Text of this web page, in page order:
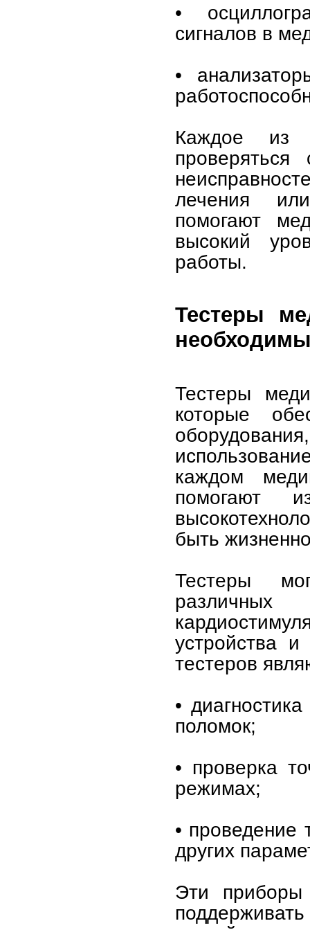
•
сигналов в
•
Каждое из
лечения
помогают
высокий
работы.
Тестеры
Тестеры
которые
каждом
помогают
быть
Тестеры
устройства
тестеров
•
поломок;
• проверка
режимах;
• проведение
других
Эти приборы